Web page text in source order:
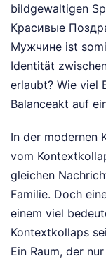
bildgewaltigen
Красивые
Мужчине ist
Identität
erlaubt? Wie viel
Balanceakt auf
In der modernen
vom
gleichen
Familie. Doch
einem viel
Kontextkollaps
Ein Raum, der